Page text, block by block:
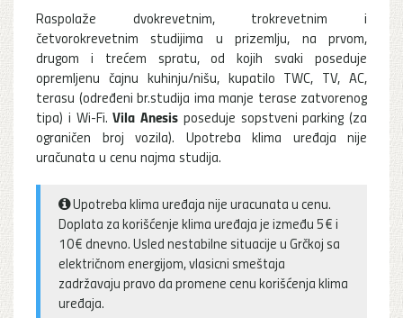
Raspolaže dvokrevetnim, trokrevetnim i
četvorokrevetnim studijima u prizemlju, na prvom,
drugom i trećem spratu, od kojih svaki poseduje
opremljenu čajnu kuhinju/nišu, kupatilo TWC, TV, AC,
terasu (određeni br.studija ima manje terase zatvorenog
tipa) i Wi-Fi.Vila Anesis poseduje sopstveni parking (za
ograničen broj vozila). Upotreba klima uređaja nije
uračunata u cenu najma studija.
Upotreba klima uređaja nije uracunata u cenu.
Doplata za korišćenje klima uređaja je između 5€ i
10€ dnevno. Usled nestabilne situacije u Grčkoj sa
električnom energijom, vlasicni smeštaja
zadržavaju pravo da promene cenu korišćenja klima
uređaja.